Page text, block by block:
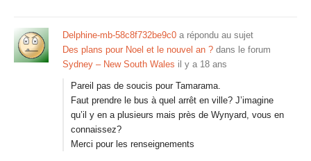
Delphine-mb-58c8f732be9c0 a répondu au sujet
Des plans pour Noel et le nouvel an ? dans le forum
Sydney – New South Wales il y a 18 ans
Pareil pas de soucis pour Tamarama.
Faut prendre le bus à quel arrêt en ville? J’imagine
qu’il y en a plusieurs mais près de Wynyard, vous en
connaissez?
Merci pour les renseignements